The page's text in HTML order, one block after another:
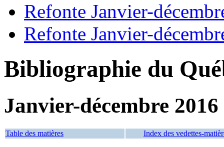
Refonte Janvier-
Refonte Janvier-
Bibliographie du
Janvier-décembre 2016
Table des matières Index des vedettes-